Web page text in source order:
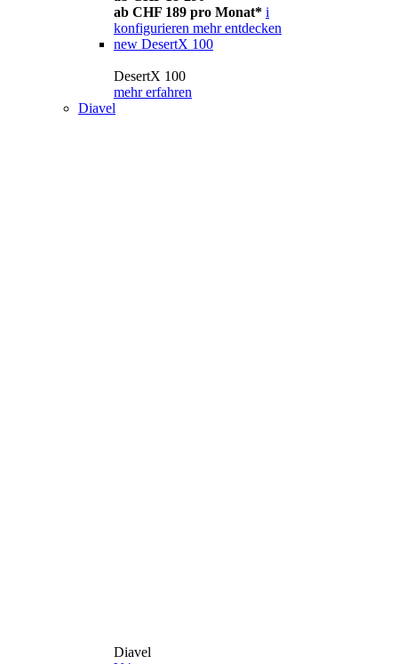
ab CHF 189 pro Monat* i
konfigurieren mehr entdecken
new DesertX 100
DesertX 100
mehr erfahren
Diavel
Diavel